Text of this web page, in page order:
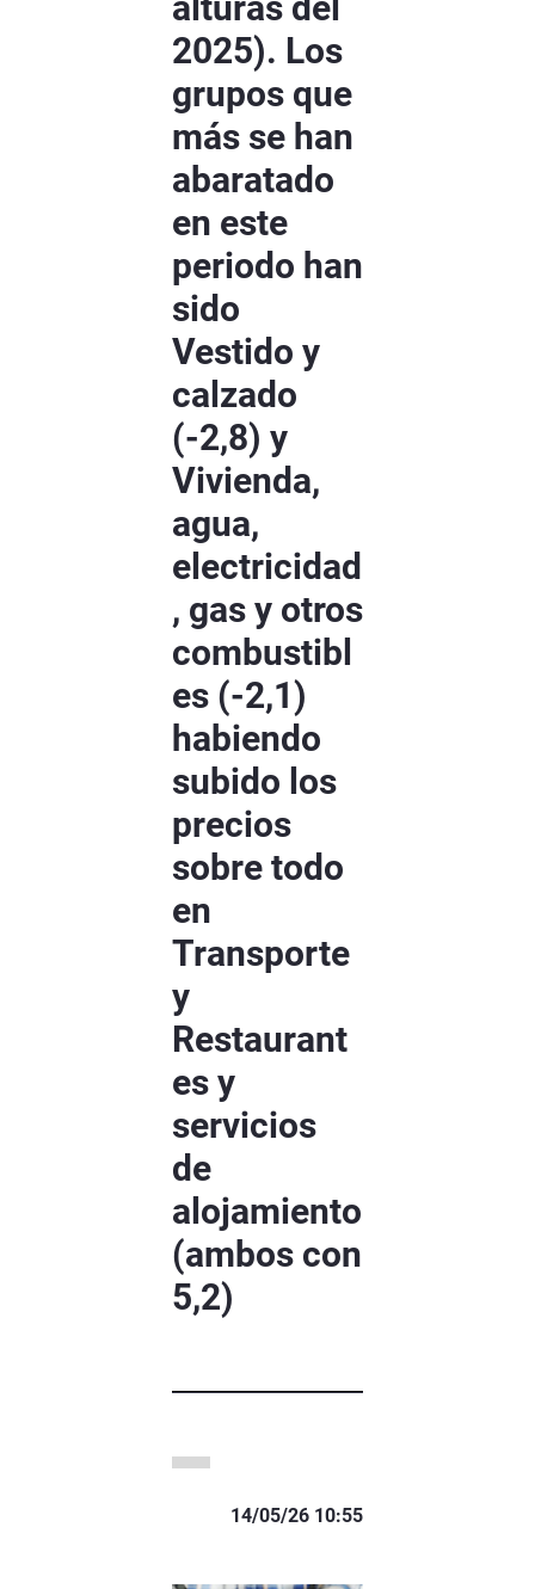
2025). Los
grupos que
más se han
abaratado
en este
periodo han
sido
Vestido y
calzado
(-2,8) y
Vivienda,
agua,
electricidad
, gas y otros
combustibl
es (-2,1)
habiendo
subido los
precios
sobre todo
en
Transporte
y
Restaurant
es y
servicios
de
alojamiento
(ambos con
5,2)
14/05/26 10:55